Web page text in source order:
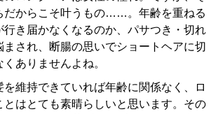
だからこそ叶うもの……。年齢を重ねる
行き届かなくなるのか、パサつき・切れ
まされ、断腸の思いでショートヘアに切
ありませんよね。
を維持できていれば年齢に関係なく、ロ
とはとても素晴らしいと思います。その